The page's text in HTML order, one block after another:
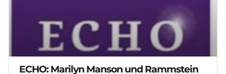
ECHO: Marilyn Manson und Rammstein